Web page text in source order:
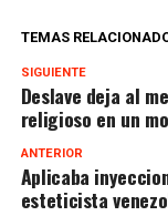
TEMAS
SIGUIENTE
Deslave deja al
religioso en un
ANTERIOR
Aplicaba
esteticista